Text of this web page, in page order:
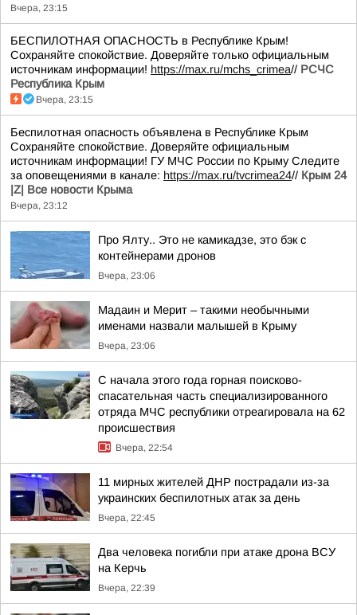
Вчера, 23:15
БЕСПИЛОТНАЯ ОПАСНОСТЬ в Республике Крым!
Сохраняйте спокойствие. Доверяйте только официальным
источникам информации! https://max.ru/mchs_crimea// РСЧС
Республика Крым
Вчера, 23:15
Беспилотная опасность объявлена в Республике Крым
Сохраняйте спокойствие. Доверяйте официальным
источникам информации! ГУ МЧС России по Крыму Следите
за оповещениями в канале: https://max.ru/tvcrimea24// Крым 24
|Z| Все новости Крыма
Вчера, 23:12
Про Ялту.. Это не камикадзе, это бэк с
контейнерами дронов
Вчера, 23:06
Мадаин и Мерит – такими необычными
именами назвали малышей в Крыму
Вчера, 23:06
С начала этого года горная поисково-
спасательная часть специализированного
отряда МЧС республики отреагировала на 62
происшествия
Вчера, 22:54
11 мирных жителей ДНР пострадали из-за
украинских беспилотных атак за день
Вчера, 22:45
Два человека погибли при атаке дрона ВСУ
на Керчь
Вчера, 22:39